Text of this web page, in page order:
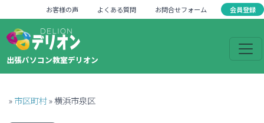
お客様の声 よくある質問 お問合せフォーム 会員登録
出張パソコン教室デリオン
»市区町村»横浜市泉区